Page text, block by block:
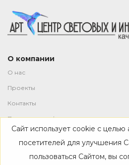
О компании
О нас
Проекты
Контакты
Политика конфиденциальности
Магазин
Каталог
Сайт использует cookie с целью
посетителей для улучшения
пользоваться Сайтом, вы